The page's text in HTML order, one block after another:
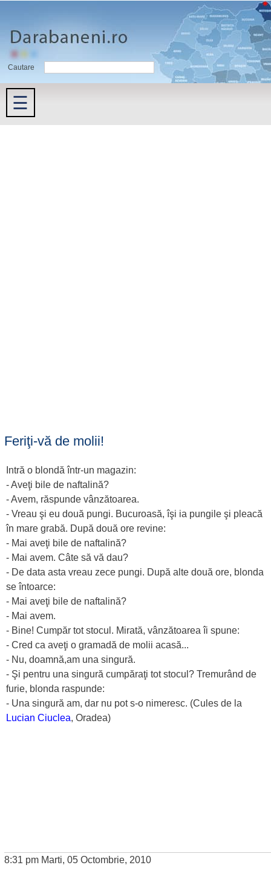
Cautare
☰
Feriţi-vă de molii!
Intră o blondă într-un magazin:
- Aveţi bile de naftalină?
- Avem, răspunde vânzătoarea.
- Vreau şi eu două pungi. Bucuroasă, îşi ia pungile şi pleacă
în mare grabă. După două ore revine:
- Mai aveţi bile de naftalină?
- Mai avem. Câte să vă dau?
- De data asta vreau zece pungi. După alte două ore, blonda
se întoarce:
- Mai aveţi bile de naftalină?
- Mai avem.
- Bine! Cumpăr tot stocul. Mirată, vânzătoarea îi spune:
- Cred ca aveţi o gramadă de molii acasă...
- Nu, doamnă,am una singură.
- Şi pentru una singură cumpăraţi tot stocul? Tremurând de
furie, blonda raspunde:
- Una singură am, dar nu pot s-o nimeresc. (Cules de la
Lucian Ciuclea, Oradea)
8:31 pm Marti, 05 Octombrie, 2010